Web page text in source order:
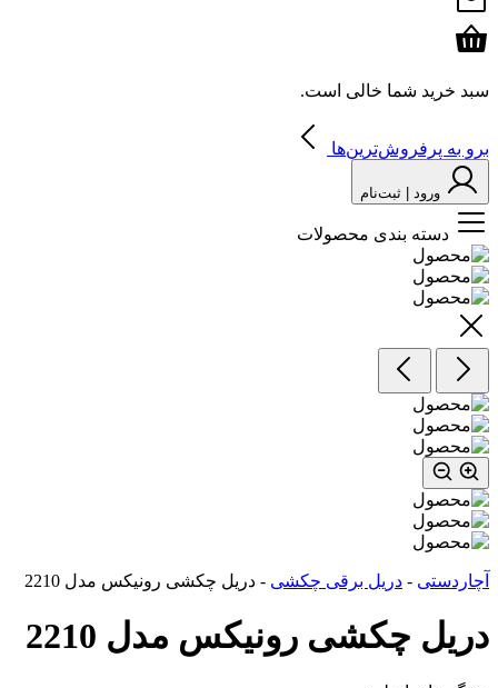
سبد خرید شما خالی است.
برو به پرفروش‌ترین‌ها
ورود | ثبت‌نام
دسته بندی محصولات
آچاردستی - دریل برقی چکشی - دریل چکشی رونیکس مدل 2210
دریل چکشی رونیکس مدل 2210